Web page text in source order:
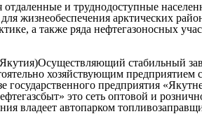
и труднодоступные
жизнеобеспечения арктических
а также ряда нефтегазоносных
стабильный
хозяйствующим
государственного предприятия
это сеть оптовой и
владеет автопарком